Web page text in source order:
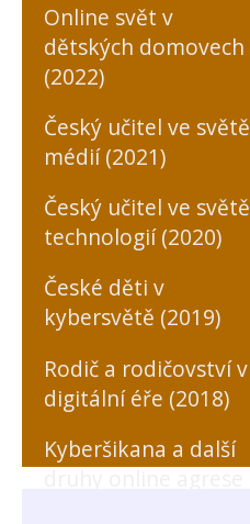
Online svět v
dětských domovech
(2022)
Český učitel ve světě
médií (2021)
Český učitel ve světě
technologií (2020)
České děti v
kybersvětě (2019)
Rodič a rodičovství v
digitální éře (2018)
Kyberšikana a další